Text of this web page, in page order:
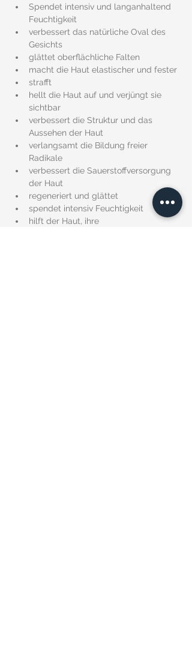
Spendet intensiv und langanhaltend
Feuchtigkeit
verbessert das natürliche Oval des
Gesichts
glättet oberflächliche Falten
macht die Haut elastischer und fester
strafft
hellt die Haut auf und verjüngt sie
sichtbar
verbessert die Struktur und das
Aussehen der Haut
verlangsamt die Bildung freier
Radikale
verbessert die Sauerstoffversorgung
der Haut
regeneriert und glättet
spendet intensiv Feuchtigkeit
hilft der Haut, ihre